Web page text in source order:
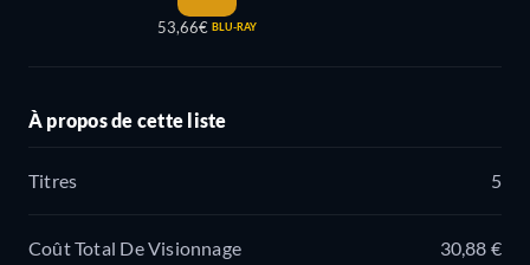
53,66€ BLU-RAY
À propos de cette liste
Titres 5
Coût Total De Visionnage 30,88 €